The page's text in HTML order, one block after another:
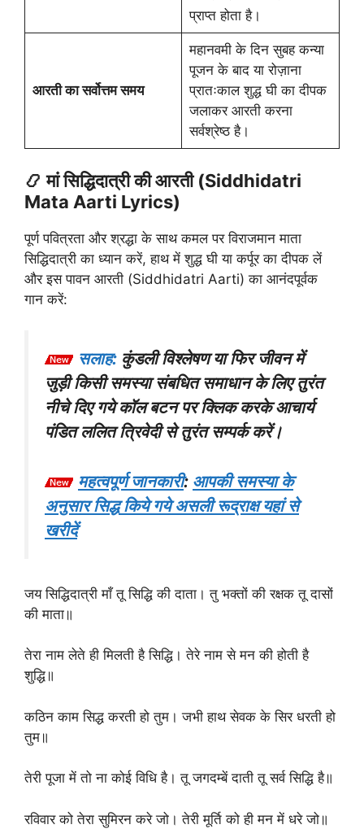
प्राप्त होता है।
आरती का सर्वोत्तम समय
महानवमी के दिन सुबह कन्या
पूजन के बाद या रोज़ाना
प्रातःकाल शुद्ध घी का दीपक
जलाकर आरती करना
सर्वश्रेष्ठ है।
📿 मां सिद्धिदात्री की आरती (Siddhidatri
Mata Aarti Lyrics)
पूर्ण पवित्रता और श्रद्धा के साथ कमल पर विराजमान माता
सिद्धिदात्री का ध्यान करें, हाथ में शुद्ध घी या कर्पूर का दीपक लें
और इस पावन आरती (Siddhidatri Aarti) का आनंदपूर्वक
गान करें:
सलाह: कुंडली विश्लेषण या फिर जीवन में
जुड़ी किसी समस्या संबधित समाधान के लिए तुरंत
नीचे दिए गये कॉल बटन पर क्लिक करके आचार्य
पंडित ललित त्रिवेदी से तुरंत सम्पर्क करें।
महत्वपूर्ण जानकारी: आपकी समस्या के
अनुसार सिद्ध किये गये असली रूद्राक्ष यहां से
खरीदें
जय सिद्धिदात्री माँ तू सिद्धि की दाता। तु भक्तों की रक्षक तू दासों
की माता॥
तेरा नाम लेते ही मिलती है सिद्धि। तेरे नाम से मन की होती है
शुद्धि॥
कठिन काम सिद्ध करती हो तुम। जभी हाथ सेवक के सिर धरती हो
तुम॥
तेरी पूजा में तो ना कोई विधि है। तू जगदम्बें दाती तू सर्व सिद्धि है॥
रविवार को तेरा सुमिरन करे जो। तेरी मूर्ति को ही मन में धरे जो॥